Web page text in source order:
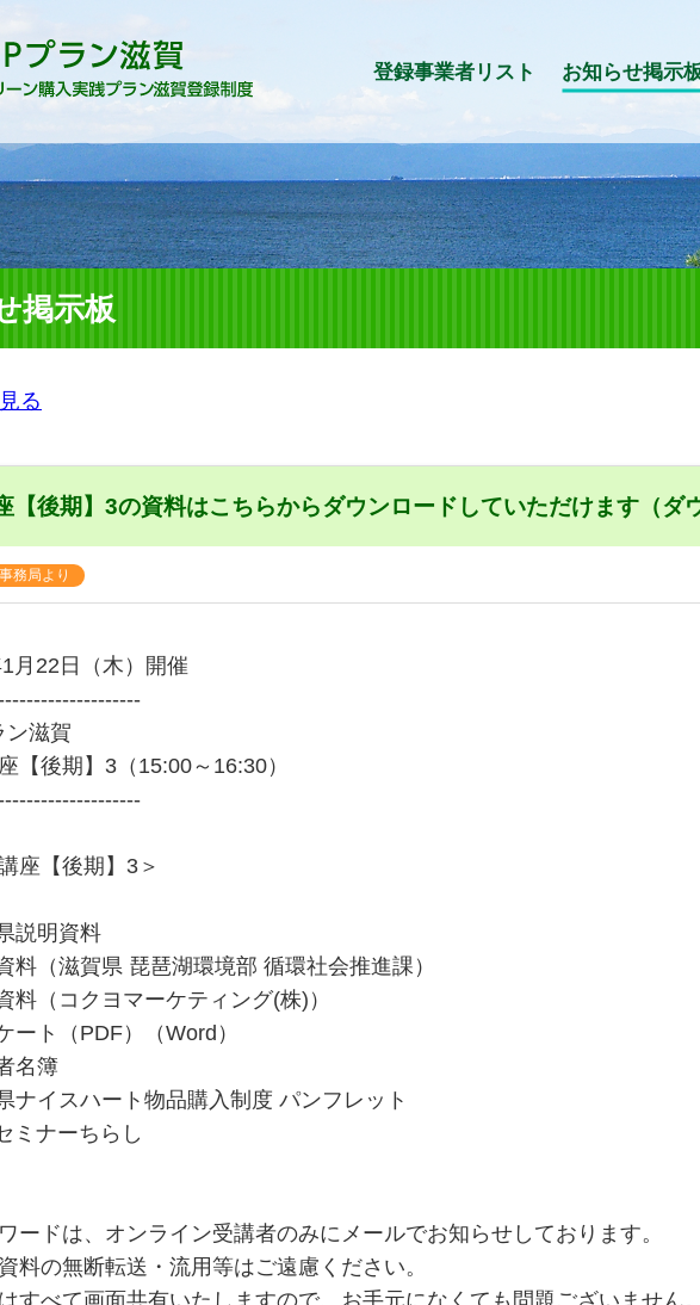
登録事業者リスト お知らせ掲示
掲示板
る
【後期】3の資料はこちらからダウンロードしていただけます（ダ
事務局より
月22日（木）開催
ン滋賀
【後期】3（15:00～16:30）
座【後期】3＞
説明資料
料（滋賀県 琵琶湖環境部 循環社会推進課）
料（コクヨマーケティング(株)）
ート（PDF）（Word）
名簿
ナイスハート物品購入制度 パンフレット
ミナーちらし
ードは、オンライン受講者のみにメールでお知らせしております。
料の無断転送・流用等はご遠慮ください。
すべて画面共有いたしますので、お手元になくても問題ございません